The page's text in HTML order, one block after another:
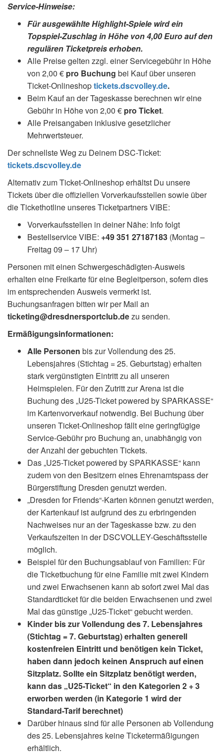
Service-Hinweise:
FürausgewählteHighlight-Spiele wirdein
Topspiel-ZuschlaginHöhe von4,00Euroaufden
regulären Ticketpreiserhoben.
Alle Preise gelten zzgl. einer Servicegebühr in Höhe
von 2,00 € pro Buchung bei Kauf über unseren
Ticket-Onlineshoptickets.dscvolley.de.
Beim Kauf an der Tageskasse berechnen wir eine
Gebühr in Höhe von 2,00 € pro Ticket.
Alle Preisangaben inklusive gesetzlicher
Mehrwertsteuer.
Der schnellste Weg zu Deinem DSC-Ticket:
tickets.dscvolley.de
Alternativ zum Ticket-Onlineshop erhältst Du unsere
Tickets über die offiziellen Vorverkaufsstellen sowie über
die Tickethotline unseres Ticketpartners VIBE:
Vorverkaufsstellen in deiner Nähe: Info folgt
Bestellservice VIBE: +49 351 27187183 (Montag –
Freitag 09 – 17 Uhr)
Personen mit einen Schwergeschädigten-Ausweis
erhalten eine Freikarte für eine Begleitperson, sofern dies
im entsprechenden Ausweis vermerkt ist.
Buchungsanfragen bitten wir per Mail an
ticketing@dresdnersportclub.dezu senden.
Ermäßigungsinformationen:
Alle Personen bis zur Vollendung des 25.
Lebensjahres (Stichtag = 25. Geburtstag) erhalten
stark vergünstigten Eintritt zu all unseren
Heimspielen. Für den Zutritt zur Arena ist die
Buchung des „U25-Ticket powered by SPARKASSE“
im Kartenvorverkauf notwendig. Bei Buchung über
unseren Ticket-Onlineshop fällt eine geringfügige
Service-Gebühr pro Buchung an, unabhängig von
der Anzahl der gebuchten Tickets.
Das „U25-Ticket powered by SPARKASSE“ kann
zudem von den Besitzern eines Ehrenamtspass der
Bürgerstiftung Dresden genutzt werden.
„Dresden for Friends“-Karten können genutzt werden,
der Kartenkauf ist aufgrund des zu erbringenden
Nachweises nur an der Tageskasse bzw. zu den
Verkaufszeiten in der DSCVOLLEY-Geschäftsstelle
möglich.
Beispiel für den Buchungsablauf von Familien: Für
die Ticketbuchung für eine Familie mit zwei Kindern
und zwei Erwachsenen kann ab sofort zwei Mal das
Standardticket für die beiden Erwachsenen und zwei
Mal das günstige „U25-Ticket“ gebucht werden.
Kinder bis zur Vollendung des 7. Lebensjahres
(Stichtag = 7. Geburtstag) erhalten generell
kostenfreien Eintritt und benötigen kein Ticket,
haben dann jedoch keinen Anspruch auf einen
Sitzplatz. Sollte ein Sitzplatz benötigt werden,
kann das „U25-Ticket“ in den Kategorien 2 + 3
erworben werden (in Kategorie 1 wird der
Standard-Tarif berechnet)
Darüber hinaus sind für alle Personen ab Vollendung
des 25. Lebensjahres keine Ticketermäßigungen
erhältlich.